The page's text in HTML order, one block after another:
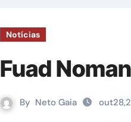
Notícias
Fuad
By Neto Gaia